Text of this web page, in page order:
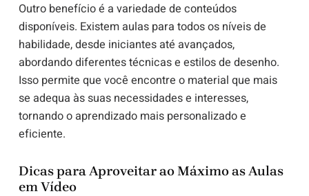
Outro benefício é a variedade de conteúdos
disponíveis. Existem aulas para todos os níveis de
habilidade, desde iniciantes até avançados,
abordando diferentes técnicas e estilos de desenho.
Isso permite que você encontre o material que mais
se adequa às suas necessidades e interesses,
tornando o aprendizado mais personalizado e
eficiente.
Dicas para Aproveitar ao Máximo as Aulas
em Vídeo